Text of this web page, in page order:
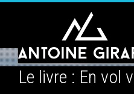
Le livre : En vol